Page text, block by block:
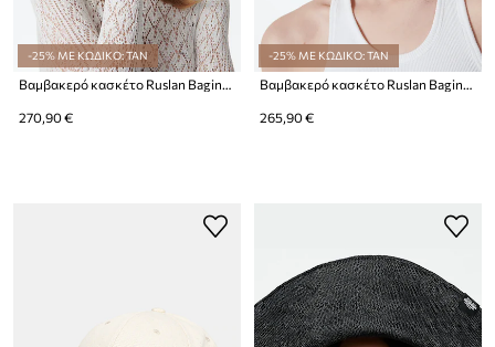
-25% ΜΕ ΚΩΔΙΚΟ: TAN
Βαμβακερό κασκέτο Ruslan Baginskiy Fedora Hat
270,90 €
-25% ΜΕ ΚΩΔΙΚΟ: TAN
Βαμβακερό κασκέτο Ruslan Baginskiy Fedora Hat
265,90 €